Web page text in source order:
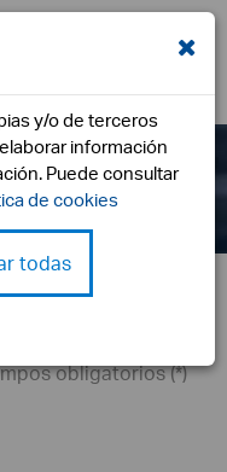
online para
(4 horas)
el curso
formulario:
obligatorios (*)
y/o de terceros
información
Puede consultar
de cookies
todas